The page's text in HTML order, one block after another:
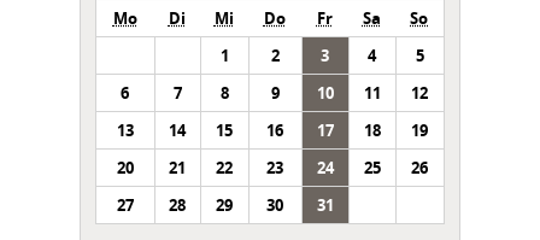
Mo Di Mi Do Fr Sa
So
1
2 3 4
5
6
7 8 9 10 11
12
13
14 15 16 17 18
19
20
21 22 23 24 25
26
27
28 29 30 31